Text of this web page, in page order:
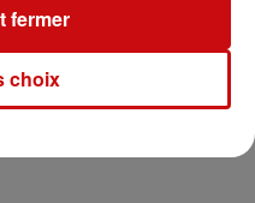
politique-de-
choix
fermer